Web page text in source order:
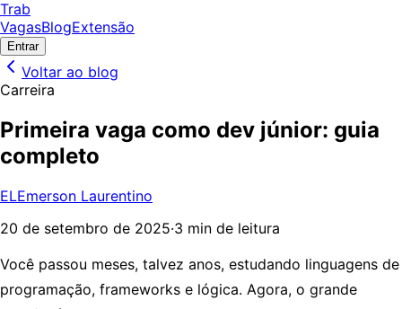
Trab
VagasBlogExtensão
Entrar
Voltar ao blog
Carreira
Primeira vaga como dev júnior: guia
completo
ELEmerson Laurentino
20 de setembro de 2025·3 min de leitura
Você passou meses, talvez anos, estudando linguagens de
programação, frameworks e lógica. Agora, o grande